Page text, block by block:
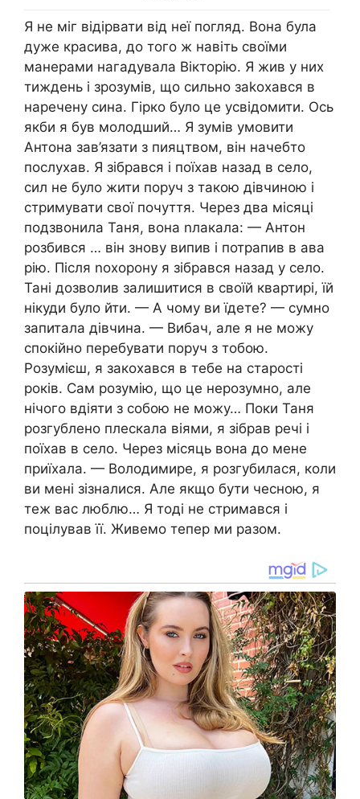
Я не міг відірвати від неї погляд. Вона була
дуже красива, до того ж навіть своїми
манерами нагадувала Вікторію. Я жив у них
тиждень і зрозумів, що сильно заkохався в
наречену сина. Гірко було це усвідомити. Ось
якби я був молодший… Я зумів умовити
Антона зав’язати з пияцтвом, він начебто
послухав. Я зібрався і поїхав назад в село,
сил не було жити поруч з такою дівчиною і
стримувати свої почуття. Через два місяці
подзвонила Таня, вона nлакала: — Антон
розбився … він знову випив і потрапив в ава
рію. Після nохорону я зібрався назад у село.
Тані дозволив залишитися в своїй квартирі, їй
нікуди було йти. — А чому ви їдете? — сумно
запитала дівчина. — Вибач, але я не можу
спокійно перебувати поруч з тобою.
Розумієш, я закохався в тебе на старості
років. Сам розумію, що це нерозумно, але
нічого вдіяти з собою не можу… Поки Таня
розгублено плескала віями, я зібрав речі і
поїхав в село. Через місяць вона до мене
приїхала. — Володимире, я розгубилася, коли
ви мені зізналися. Але якщо бути чесною, я
теж вас люблю… Я тоді не стримався і
поцілував її. Живемо тепер ми разом.